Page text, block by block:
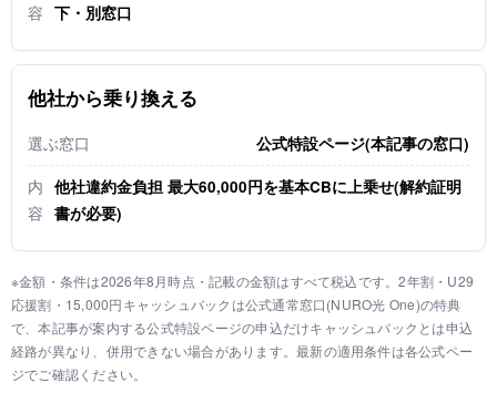
容 下・別窓口
他社から乗り換える
選ぶ窓口 公式特設ページ(本記事の窓口)
内
容
他社違約金負担 最大60,000円を基本CBに上乗せ(解約証明
書が必要)
※金額・条件は2026年8月時点・記載の金額はすべて税込です。2年割・U29
応援割・15,000円キャッシュバックは公式通常窓口(NURO光 One)の特典
で、本記事が案内する公式特設ページの申込だけキャッシュバックとは申込
経路が異なり、併用できない場合があります。最新の適用条件は各公式ペー
ジでご確認ください。